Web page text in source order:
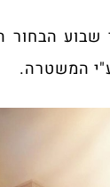
הבחור
המשטרה.